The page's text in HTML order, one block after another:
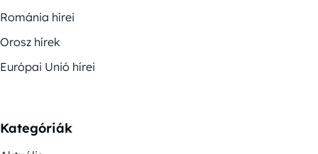
Románia hírei
Orosz hírek
Európai Unió hírei
Kategóriák